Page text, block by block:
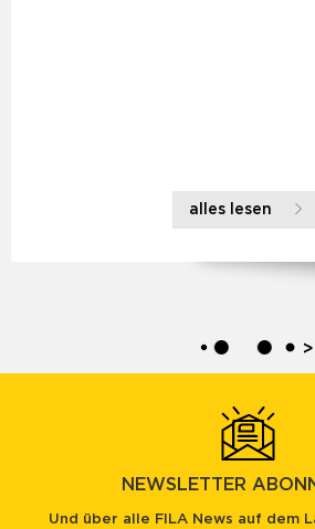
alles lesen
>
NEWSLETTER
Und über alle FILA News auf dem